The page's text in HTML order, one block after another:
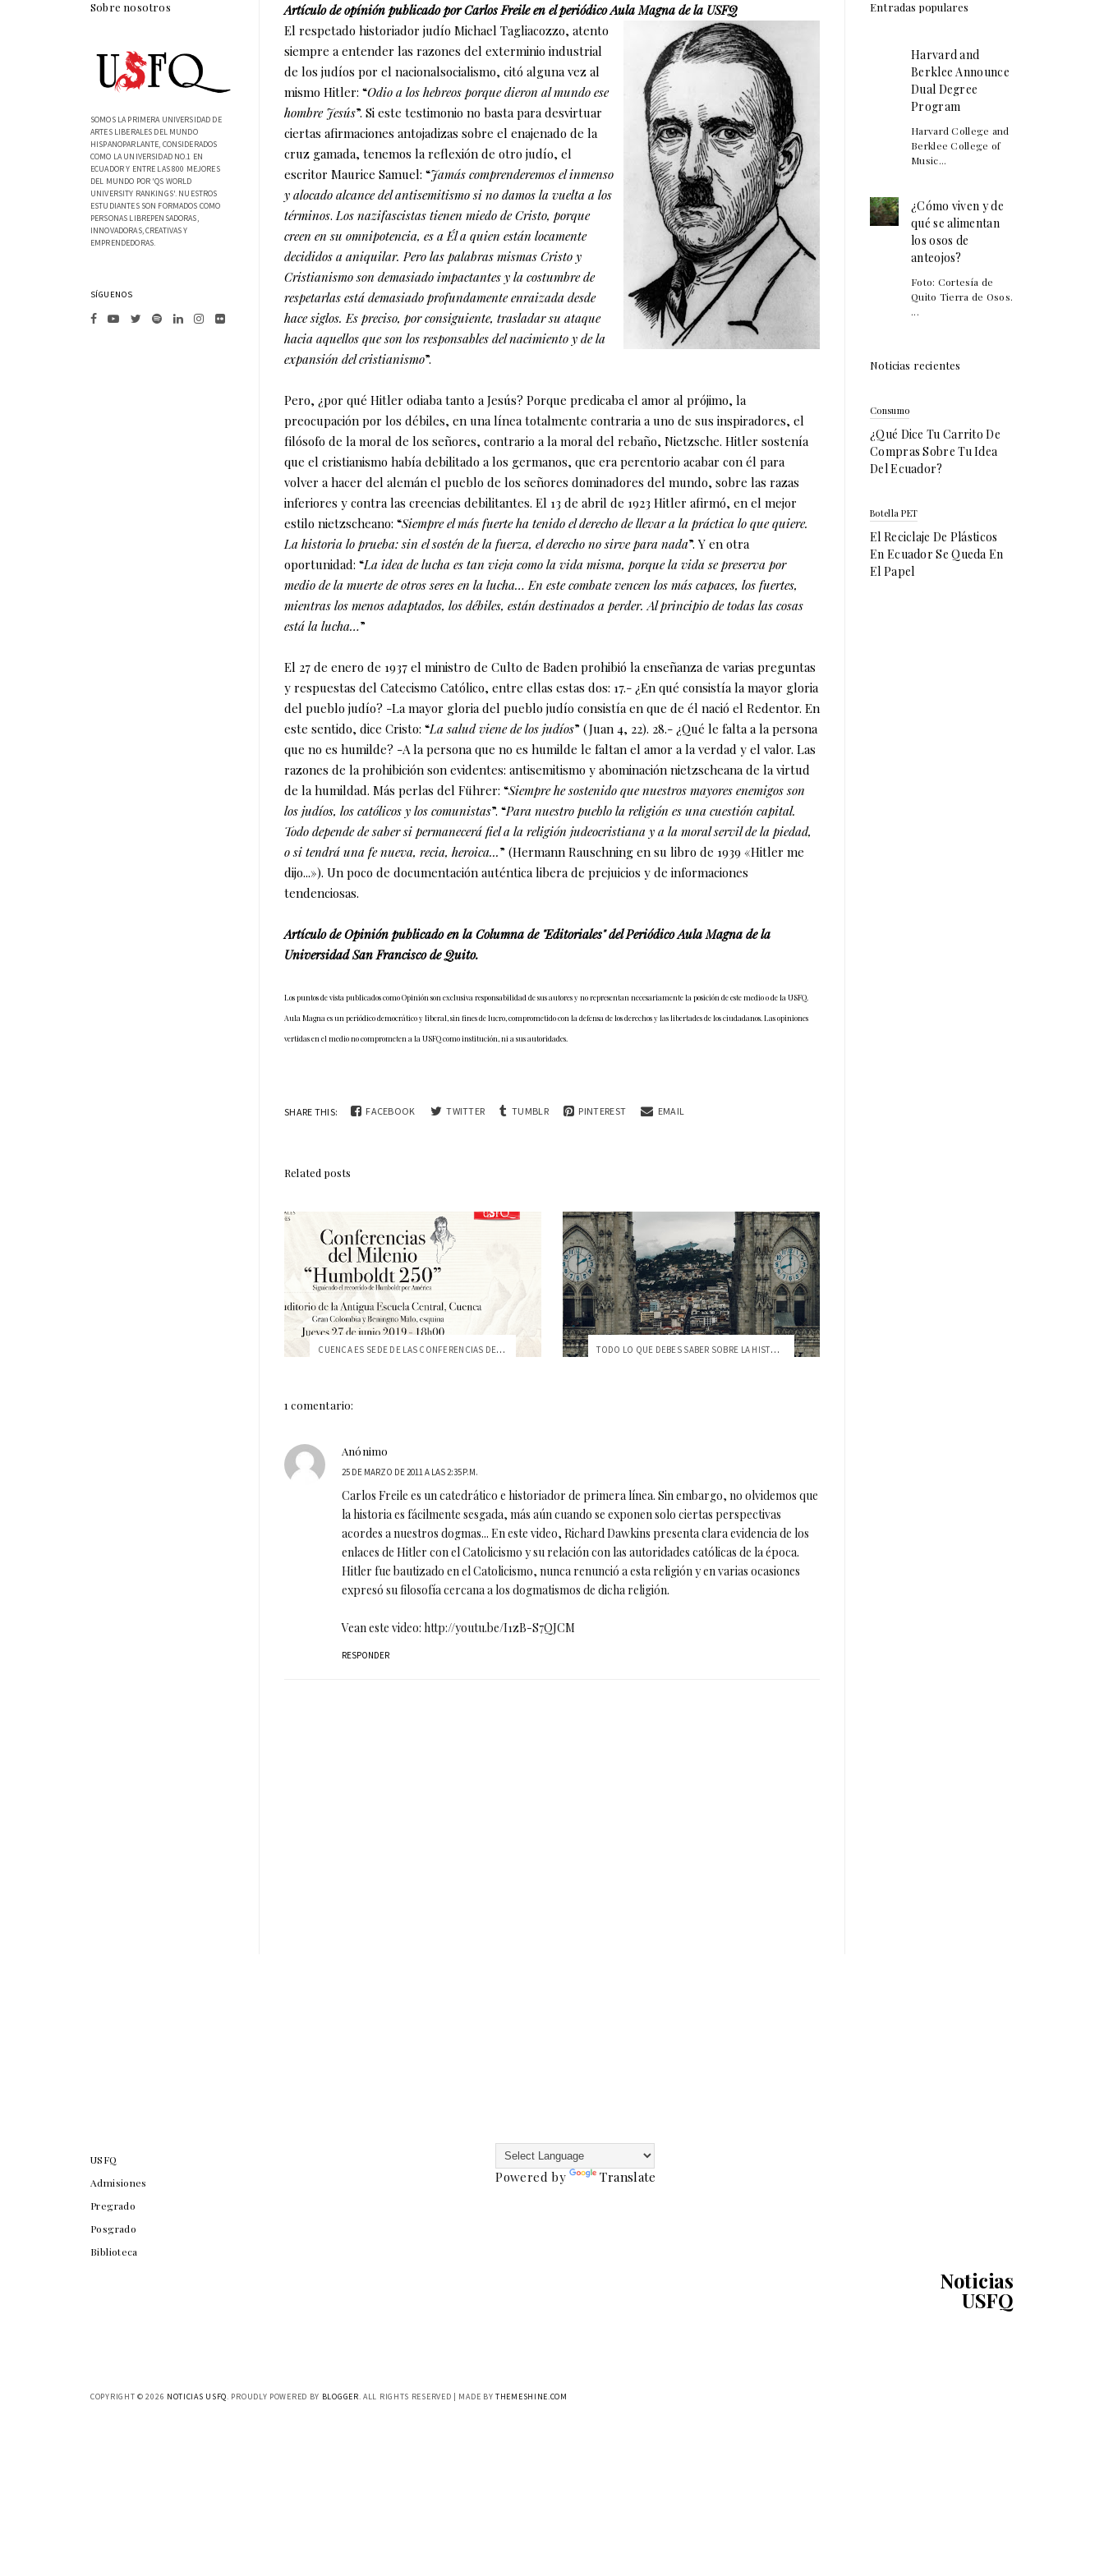
Artículo de opínión publicado por Carlos Freile en el periódico Aula Magna de la USFQ
El respetado historiador judío Michael Tagliacozzo, atento
siempre a entender las razones del exterminio industrial
de los judíos por el nacionalsocialismo, citó alguna vez al
mismo Hitler: “Odio a los hebreos porque dieron al mundo ese
hombre Jesús”. Si este testimonio no basta para desvirtuar
ciertas afirmaciones antojadizas sobre el enajenado de la
cruz gamada, tenemos la reflexión de otro judío, el
escritor Maurice Samuel: “Jamás comprenderemos el inmenso
y alocado alcance del antisemitismo si no damos la vuelta a los
términos. Los nazifascistas tienen miedo de Cristo, porque
creen en su omnipotencia, es a Él a quien están locamente
decididos a aniquilar. Pero las palabras mismas Cristo y
Cristianismo son demasiado impactantes y la costumbre de
respetarlas está demasiado profundamente enraizada desde
hace siglos. Es preciso, por consiguiente, trasladar su ataque
hacia aquellos que son los responsables del nacimiento y de la
expansión del cristianismo”.
Pero, ¿por qué Hitler odiaba tanto a Jesús? Porque predicaba el amor al prójimo, la
preocupación por los débiles, en una línea totalmente contraria a uno de sus inspiradores, el
filósofo de la moral de los señores, contrario a la moral del rebaño, Nietzsche. Hitler sostenía
que el cristianismo había debilitado a los germanos, que era perentorio acabar con él para
volver a hacer del alemán el pueblo de los señores dominadores del mundo, sobre las razas
inferiores y contra las creencias debilitantes. El 13 de abril de 1923 Hitler afirmó, en el mejor
estilo nietzscheano: “Siempre el más fuerte ha tenido el derecho de llevar a la práctica lo que quiere.
La historia lo prueba: sin el sostén de la fuerza, el derecho no sirve para nada”. Y en otra
oportunidad: “La idea de lucha es tan vieja como la vida misma, porque la vida se preserva por
medio de la muerte de otros seres en la lucha… En este combate vencen los más capaces, los fuertes,
mientras los menos adaptados, los débiles, están destinados a perder. Al principio de todas las cosas
está la lucha…”
El 27 de enero de 1937 el ministro de Culto de Baden prohibió la enseñanza de varias preguntas
y respuestas del Catecismo Católico, entre ellas estas dos: 17.- ¿En qué consistía la mayor gloria
del pueblo judío? -La mayor gloria del pueblo judío consistía en que de él nació el Redentor. En
este sentido, dice Cristo: “La salud viene de los judíos” (Juan 4, 22). 28.- ¿Qué le falta a la persona
que no es humilde? -A la persona que no es humilde le faltan el amor a la verdad y el valor. Las
razones de la prohibición son evidentes: antisemitismo y abominación nietzscheana de la virtud
de la humildad. Más perlas del Führer: “Siempre he sostenido que nuestros mayores enemigos son
los judíos, los católicos y los comunistas”. “Para nuestro pueblo la religión es una cuestión capital.
Todo depende de saber si permanecerá fiel a la religión judeocristiana y a la moral servil de la piedad,
o si tendrá una fe nueva, recia, heroica...” (Hermann Rauschning en su libro de 1939 «Hitler me
dijo...»). Un poco de documentación auténtica libera de prejuicios y de informaciones
tendenciosas.
Artículo de Opinión publicado en la Columna de "Editoriales" del Periódico Aula Magna de la
Universidad San Francisco de Quito.
Los puntos de vista publicados como Opinión son exclusiva responsabilidad de sus autores y no representan necesariamente la posición de este medio o de la USFQ.
Aula Magna es un periódico democrático y liberal, sin fines de lucro, comprometido con la defensa de los derechos y las libertades de los ciudadanos. Las opiniones
vertidas en el medio no comprometen a la USFQ como institución, ni a sus autoridades.
SHARE THIS: FACEBOOK TWITTER TUMBLR PINTEREST EMAIL
Related posts
CUENCA ES SEDE DE LAS CONFERENCIAS DEL M... TODO LO QUE DEBES SABER SOBRE LA HISTORI...
1 comentario:
Anónimo
25 DE MARZO DE 2011 A LAS 2:35 P.M.
Carlos Freile es un catedrático e historiador de primera línea. Sin embargo, no olvidemos que
la historia es fácilmente sesgada, más aún cuando se exponen solo ciertas perspectivas
acordes a nuestros dogmas... En este video, Richard Dawkins presenta clara evidencia de los
enlaces de Hitler con el Catolicismo y su relación con las autoridades católicas de la época.
Hitler fue bautizado en el Catolicismo, nunca renunció a esta religión y en varias ocasiones
expresó su filosofía cercana a los dogmatismos de dicha religión.
Vean este video: http://youtu.be/I1zB-S7QJCM
RESPONDER
Sobre nosotros
SOMOS LA PRIMERA UNIVERSIDAD DE
ARTES LIBERALES DEL MUNDO
HISPANOPARLANTE, CONSIDERADOS
COMO LA UNIVERSIDAD NO.1 EN
ECUADOR Y ENTRE LAS 800 MEJORES
DEL MUNDO POR 'QS WORLD
UNIVERSITY RANKINGS'. NUESTROS
ESTUDIANTES SON FORMADOS COMO
PERSONAS LIBREPENSADORAS,
INNOVADORAS, CREATIVAS Y
EMPRENDEDORAS.
SÍGUENOS
Entradas populares
Harvard and
Berklee Announce
Dual Degree
Program
Harvard College and
Berklee College of
Music...
¿Cómo viven y de
qué se alimentan
los osos de
anteojos?
Foto: Cortesía de
Quito Tierra de Osos.
...
Noticias recientes
Consumo
¿Qué Dice Tu Carrito De
Compras Sobre Tu Idea
Del Ecuador?
Botella PET
El Reciclaje De Plásticos
En Ecuador Se Queda En
El Papel
USFQ
Admisiones
Pregrado
Posgrado
Biblioteca
Powered by Translate
Noticias
USFQ
COPYRIGHT ©2026 NOTICIAS USFQ. PROUDLY POWERED BY BLOGGER. ALL RIGHTS RESERVED | MADE BYTHEMESHINE.COM